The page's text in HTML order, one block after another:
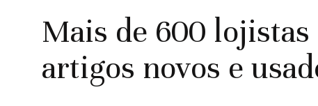
Mais de 600
artigos novos e